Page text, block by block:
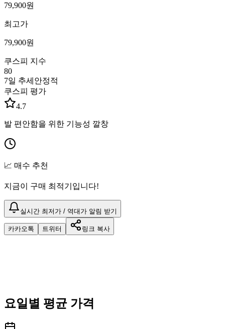
79,900원
최고가
79,900원
쿠스피 지수
80
7일 추세 안정적
쿠스피 평가
4.7
발 편안함을 위한 기능성 깔창
📈 매수 추천
지금이 구매 최적기입니다!
실시간 최저가 / 역대가 알림 받기
카카오톡 트위터 링크 복사
요일별 평균 가격